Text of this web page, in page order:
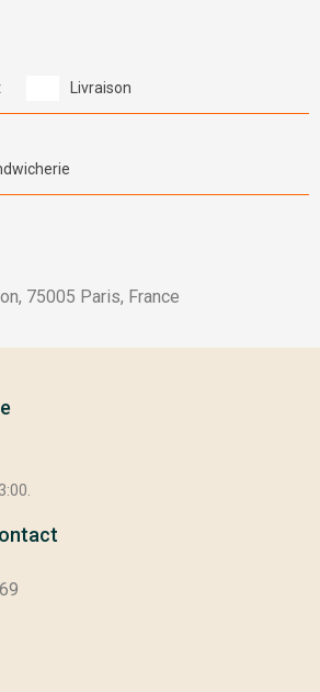
Livraison
75005 Paris, France